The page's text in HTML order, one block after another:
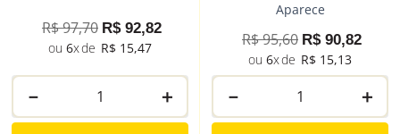
R$97,70 R$ 92,82
6
R$ 15,47
＋
－
Aparece
R$95,60 R$ 90,82
6
R$ 15,13
＋
－